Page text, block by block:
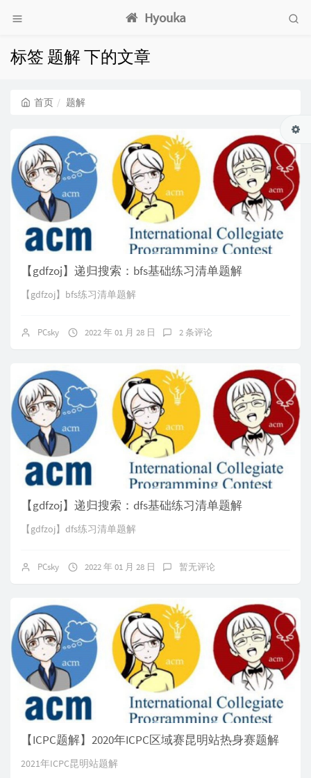
Hyouka
标签 题解 下的文章
首页 题解
【gdfzoj】递归搜索：bfs基础练习清单题解
【gdfzoj】bfs练习清单题解
PCsky 2022 年 01 月 28 日 2 条评论
【gdfzoj】递归搜索：dfs基础练习清单题解
【gdfzoj】dfs练习清单题解
PCsky 2022 年 01 月 28 日 暂无评论
【ICPC题解】2020年ICPC区域赛昆明站热身赛题解
2021年ICPC昆明站题解